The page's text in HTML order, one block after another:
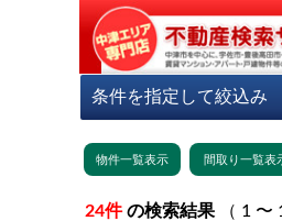
24件 の検索結果